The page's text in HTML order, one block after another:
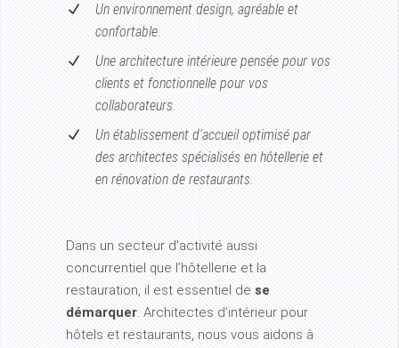
Un environnement design, agréable et
confortable.
Une architecture intérieure pensée pour vos
clients et fonctionnelle pour vos
collaborateurs.
Un établissement d'accueil optimisé par
des architectes spécialisés en hôtellerie et
en rénovation de restaurants.
Dans un secteur d’activité aussi
concurrentiel que l’hôtellerie et la
restauration, il est essentiel dese
démarquer. Architectes d’intérieur pour
hôtels et restaurants, nous vous aidons à